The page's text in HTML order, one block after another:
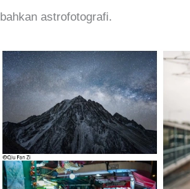
bahkan astrofotografi.